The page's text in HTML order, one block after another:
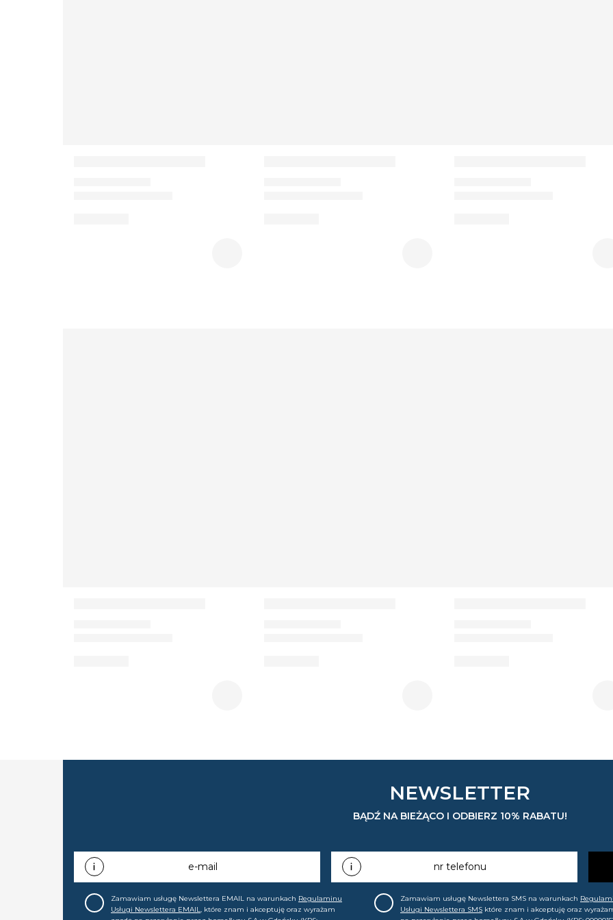
NEWSLETTER
BĄDŹ NA BIEŻĄCO I ODBIERZ 10% RABATU!
e-mail
Zamawiam usługę Newslettera EMAIL na warunkach Regulaminu
Usługi Newslettera EMAIL, które znam i akceptuję oraz wyrażam
nr telefonu
Zamawiam usługę Newslettera SMS na warunkach
Usługi Newslettera SMS które znam i akceptuję oraz